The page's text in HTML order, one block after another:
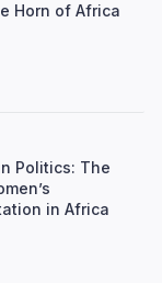
Horn of Africa
Politics: The
in Africa